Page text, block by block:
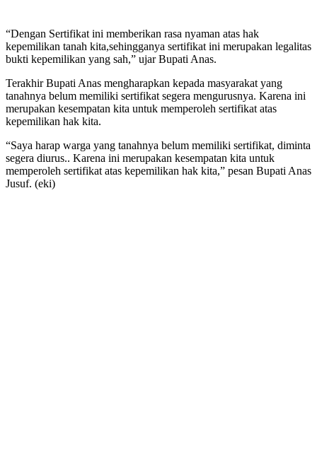
“Dengan Sertifikat ini memberikan rasa nyaman atas hak
kepemilikan tanah kita,sehingganya sertifikat ini merupakan legalitas
bukti kepemilikan yang sah,” ujar Bupati Anas.
Terakhir Bupati Anas mengharapkan kepada masyarakat yang
tanahnya belum memiliki sertifikat segera mengurusnya. Karena ini
merupakan kesempatan kita untuk memperoleh sertifikat atas
kepemilikan hak kita.
“Saya harap warga yang tanahnya belum memiliki sertifikat, diminta
segera diurus.. Karena ini merupakan kesempatan kita untuk
memperoleh sertifikat atas kepemilikan hak kita,” pesan Bupati Anas
Jusuf. (eki)